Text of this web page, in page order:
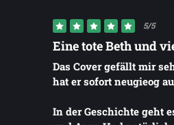
5/5
Eine tote Beth und
Das Cover gefällt mir
hat er sofort neugieog
In der Geschichte geht